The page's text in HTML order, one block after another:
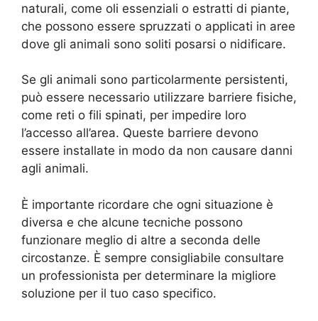
naturali, come oli essenziali o estratti di piante,
che possono essere spruzzati o applicati in aree
dove gli animali sono soliti posarsi o nidificare.
Se gli animali sono particolarmente persistenti,
può essere necessario utilizzare barriere fisiche,
come reti o fili spinati, per impedire loro
l’accesso all’area. Queste barriere devono
essere installate in modo da non causare danni
agli animali.
È importante ricordare che ogni situazione è
diversa e che alcune tecniche possono
funzionare meglio di altre a seconda delle
circostanze. È sempre consigliabile consultare
un professionista per determinare la migliore
soluzione per il tuo caso specifico.